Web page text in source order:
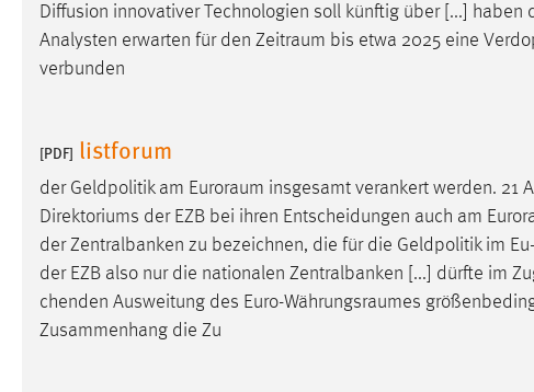
Diffusion innovativer Technologien soll künftig über [...]
Analysten erwarten für den Zeitraum bis etwa 2025 eine
verbunden
[PDF] listforum
der Geldpolitik am Euroraum insgesamt verankert werden. 21
Direktoriums der EZB bei ihren Entscheidungen auch am
der Zentralbanken zu bezeichnen, die für die Geldpolitik im Eu-
der EZB also nur die nationalen Zentralbanken [...] dürfte im
chenden Ausweitung des Euro-Währungsraumes
Zusammenhang die Zu
Dieser Cookie speichert die
ausgewählten Einverständnis-Optionen
Performance
Name: staticfilecache
Zweck:
Für performante Seitenauslieferung wird
in diesem Cookie gespeichert, ob man
eingeloggt ist.